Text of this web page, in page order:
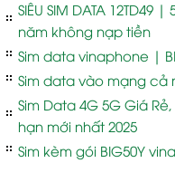
SIÊU SIM DATA
năm không nạp tiền
Sim data vinaphone |
Sim data vào mạng cả
Sim Data 4G 5G Giá
hạn mới nhất 2025
Sim kèm gói BIG50Y